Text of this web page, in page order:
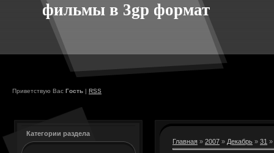
фильмы в 3gp формат
Приветствую Вас Гость | RSS
Категории раздела
Главная » 2007 » Декабрь » 31 »